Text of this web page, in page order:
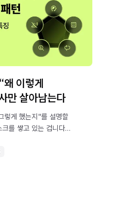
왜 이렇게
만 살아남는다
렇게 했는지"를 설명할
를 쌓고 있는 겁니다.
한 운영'의 구조를